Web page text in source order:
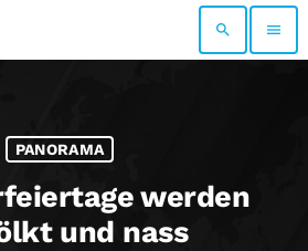
search menu
PANORAMA
werden
und nass